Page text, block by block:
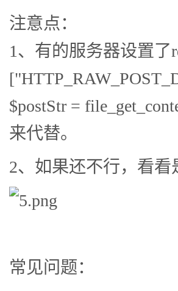
注意点：
1、有的服务器设置了
$postStr =
来代替。
2、如果还不行，看
常见问题：